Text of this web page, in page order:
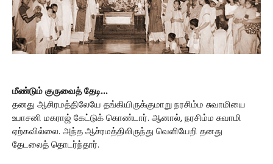
மீண்டும் குருவைத் தேடி...
தனது ஆசிரமத்திலேயே தங்கியிருக்குமாறு நரசிம்ம சுவாமியை
உபாசனி மகராஜ் கேட்டுக் கொண்டார். ஆனால், நரசிம்ம சுவாமி
ஏற்கவில்லை. அந்த ஆச்ரமத்திலிருந்து வெளியேறி தனது
தேடலைத் தொடர்ந்தார்.